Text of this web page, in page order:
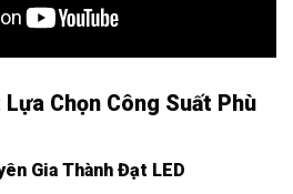
Lựa Chọn Công Suất Phù
Gia Thành Đạt LED